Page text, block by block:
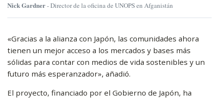
Nick Gardner- Director de la oficina de UNOPS en Afganistán
«Gracias a la alianza con Japón, las comunidades ahora
tienen un mejor acceso a los mercados y bases más
sólidas para contar con medios de vida sostenibles y un
futuro más esperanzador», añadió.
El proyecto, financiado por el Gobierno de Japón, ha